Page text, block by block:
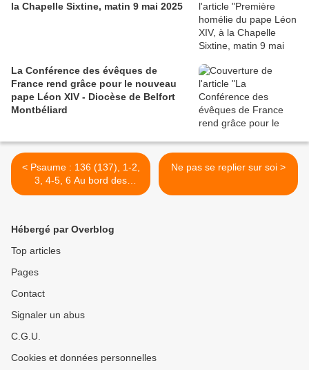
la Chapelle Sixtine, matin 9 mai 2025
La Conférence des évêques de
France rend grâce pour le nouveau
pape Léon XIV - Diocèse de Belfort
Montbéliard
< Psaume : 136 (137), 1-2,
3, 4-5, 6 Au bord des
fleuves de Babylone Nous
Ne pas se replier sur soi >
Hébergé par Overblog
Top articles
Pages
Contact
Signaler un abus
C.G.U.
Cookies et données personnelles